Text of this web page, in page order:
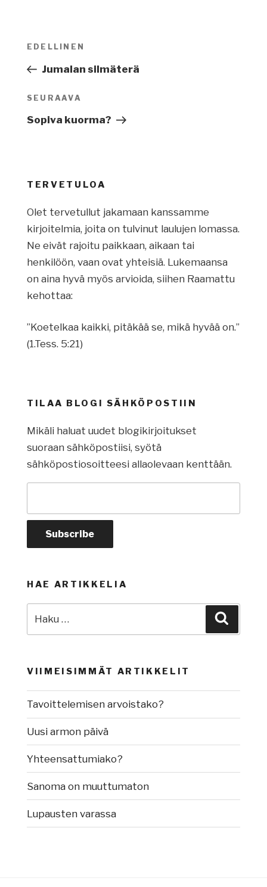
Artikkelien
Edellinen
artikkeli
EDELLINEN
Jumalan silmäterä
Seuraava
artikkeli
SEURAAVA
Sopiva kuorma?
TERVETULOA
Olet tervetullut jakamaan kanssamme
kirjoitelmia, joita on tulvinut laulujen lomassa.
Ne eivät rajoitu paikkaan, aikaan tai
henkilöön, vaan ovat yhteisiä. Lukemaansa
on aina hyvä myös arvioida, siihen Raamattu
kehottaa:
”Koetelkaa kaikki, pitäkää se, mikä hyvää on.”
(1.Tess. 5:21)
TILAA BLOGI SÄHKÖPOSTIIN
Mikäli haluat uudet blogikirjoitukset
suoraan sähköpostiisi, syötä
sähköpostiosoitteesi allaolevaan kenttään.
HAE ARTIKKELIA
VIIMEISIMMÄT ARTIKKELIT
Tavoittelemisen arvoistako?
Uusi armon päivä
Yhteensattumiako?
Sanoma on muuttumaton
Lupausten varassa